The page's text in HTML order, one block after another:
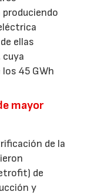
ellas
45 GWh
mayor
de la
de
y